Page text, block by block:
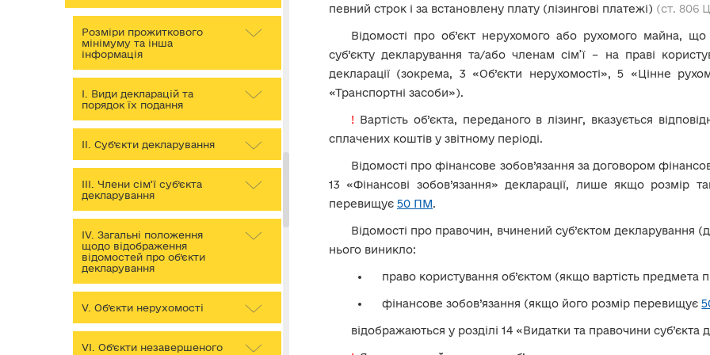
Розміри прожиткового
мінімуму та інша
інформація
І. Види декларацій та
порядок їх подання
ІІ. Суб’єкти декларування
ІІІ. Члени сім’ї суб’єкта
декларування
IV. Загальні положення
щодо відображення
відомостей про об’єкти
декларування
V. Об’єкти нерухомості
VІ. Об’єкти незавершеного
певний строк і за встановлену плату (лізингові платежі) (ст. 806
Відомості про об’єкт нерухомого або рухомого майна,
суб’єкту декларування та/або членам сім’ї – на праві
декларації (зокрема, 3 «Об’єкти нерухомості», 5 «Цінне
«Транспортні засоби»).
! Вартість об’єкта, переданого в лізинг, вказується
сплачених коштів у звітному періоді.
Відомості про фінансове зобов’язання за договором
13 «Фінансові зобов’язання» декларації, лише якщо розмір
перевищує 50 ПМ.
Відомості про правочин, вчинений суб’єктом декларування
нього виникло:
право користування об’єктом (якщо вартість
фінансове зобов’язання (якщо його розмір перевищує
відображаються у розділі 14 «Видатки та правочини суб’єкта